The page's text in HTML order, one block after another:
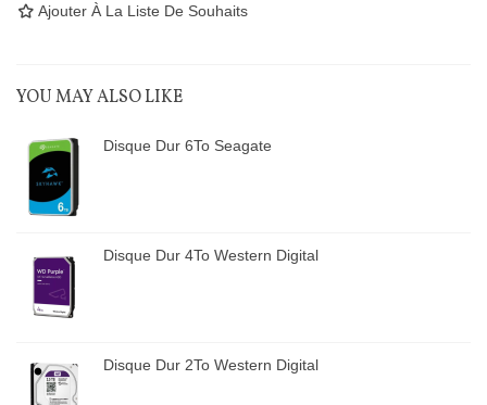
Ajouter À La Liste De Souhaits
YOU MAY ALSO LIKE
Disque Dur 6To Seagate
Disque Dur 4To Western Digital
Disque Dur 2To Western Digital